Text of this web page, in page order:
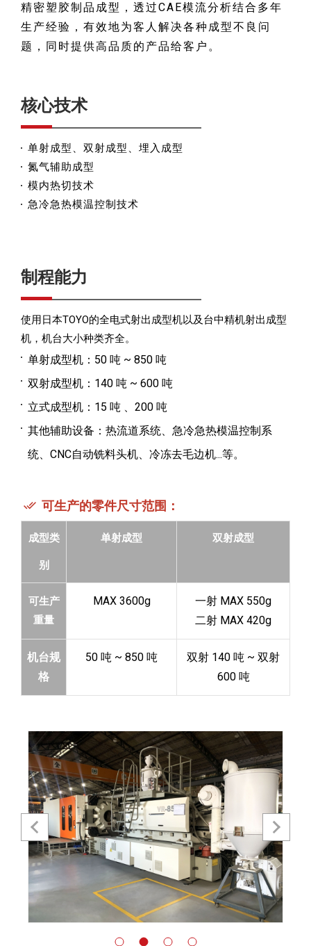
精密塑胶制品成型，透过CAE模流分析结合多年
生产经验，有效地为客人解决各种成型不良问
题，同时提供高品质的产品给客户。
核心技术
单射成型、双射成型、埋入成型
氮气辅助成型
模内热切技术
急冷急热模温控制技术
制程能力
使用日本TOYO的全电式射出成型机以及台中精机射出成型
机，机台大小种类齐全。
单射成型机：50 吨 ~ 850 吨
双射成型机：140 吨 ~ 600 吨
立式成型机：15 吨 、200 吨
其他辅助设备：热流道系统、急冷急热模温控制系
统、CNC自动铣料头机、冷冻去毛边机...等。
可生产的零件尺寸范围：
成型类
别
单射成型 双射成型
可生产
重量
MAX 3600g
一射 MAX 550g
二射 MAX 420g
机台规
格
50 吨 ~ 850 吨
双射 140 吨 ~ 双射
600 吨